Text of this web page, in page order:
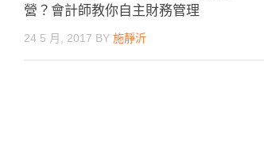
營？會計師教你自主財務管理
24 5 月, 2017 BY 施靜沂